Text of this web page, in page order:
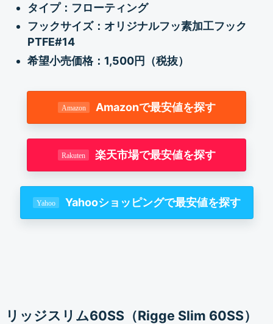
タイプ：フローティング
フックサイズ：オリジナルフッ素加工フック
PTFE#14
希望小売価格：1,500円（税抜）
Amazonで最安値を探す
楽天市場で最安値を探す
Yahooショッピングで最安値を探す
リッジスリム60SS（Rigge Slim 60SS）